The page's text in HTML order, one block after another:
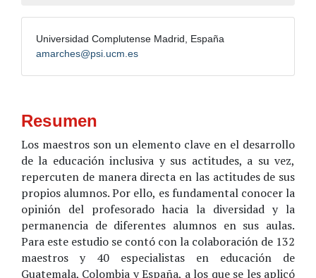
Universidad Complutense Madrid, España
amarches@psi.ucm.es
Resumen
Los maestros son un elemento clave en el desarrollo
de la educación inclusiva y sus actitudes, a su vez,
repercuten de manera directa en las actitudes de sus
propios alumnos. Por ello, es fundamental conocer la
opinión del profesorado hacia la diversidad y la
permanencia de diferentes alumnos en sus aulas.
Para este estudio se contó con la colaboración de 132
maestros y 40 especialistas en educación de
Guatemala, Colombia y España, a los que se les aplicó